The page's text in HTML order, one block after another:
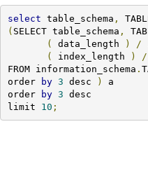
select table_schema ,
( SELECT table_schema ,
( data_length ) /
( index_length ) /
FROM information_schema .
order
by 3 desc )
a
order
by 3 desc
limit 10 ;